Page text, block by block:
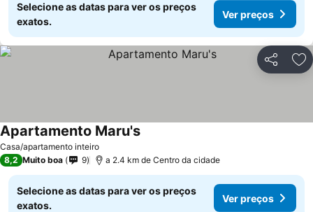
Selecione as datas para ver os preços
exatos.
Ver preços
Partilhar
Casa/apartamento inteiro
Apartamento Maru's
8,2 Muito boa 9 a 2.4 km de Centro da cidade
Selecione as datas para ver os preços
exatos.
Ver preços